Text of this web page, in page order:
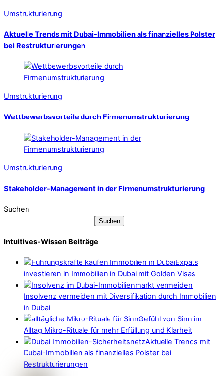
Umstrukturierung
Aktuelle Trends mit Dubai-Immobilien als finanzielles Polster
bei Restrukturierungen
Umstrukturierung
Wettbewerbsvorteile durch Firmenumstrukturierung
Umstrukturierung
Stakeholder-Management in der Firmenumstrukturierung
Suchen
Suchen
Intuitives-Wissen Beiträge
Expats
investieren in Immobilien in Dubai mit Golden Visas
Insolvenz vermeiden mit Diversifikation durch Immobilien
in Dubai
Gefühl von Sinn im
Alltag Mikro-Rituale für mehr Erfüllung und Klarheit
Aktuelle Trends mit
Dubai-Immobilien als finanzielles Polster bei
Restrukturierungen